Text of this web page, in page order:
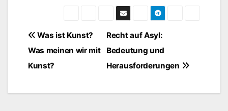
Beitragsnavigation
Recht auf Asyl:
Bedeutung und
Herausforderungen
Was ist Kunst?
Was meinen wir mit
Kunst?